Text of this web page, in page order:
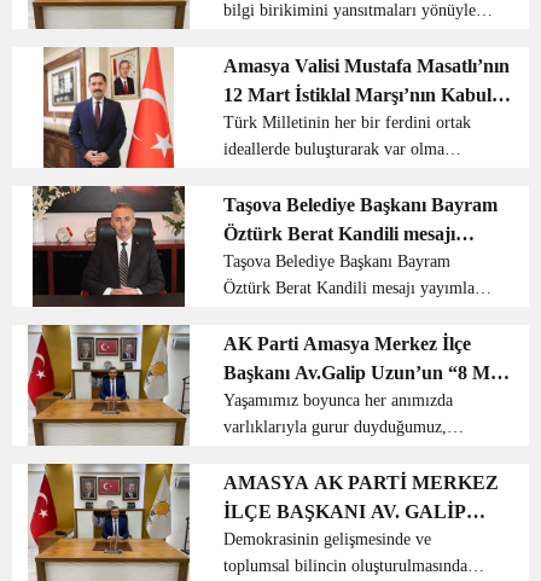
bilgi birikimini yansıtmaları yönüyle
hazineleridir. Yaşlılarımız, kültür ve
medeniyet değerlerimizi dünden bugüne
taşıy...
Amasya Valisi Mustafa Masatlı’nın
12 Mart İstiklal Marşı’nın Kabulü
ve Mehmet Akif Ersoy’u Anma
Mesajı
Türk Milletinin her bir ferdini ortak
ideallerde buluşturarak var olma
Marşı, Milletimizin en zor şartlarda
içinde bulunduğu durumu, sahip olduğu
gücü ve kararlıl...
Taşova Belediye Başkanı Bayram
Öztürk Berat Kandili mesajı
yayımladı.
Taşova Belediye Başkanı Bayram
Öztürk Berat Kandili mesajı yayımladı.
ibadetle geçirenlere yardımcı olması
amacıyla Allah tarafından melekler
gönderilir. Bu gecede yap...
AK Parti Amasya Merkez İlçe
Başkanı Av.Galip Uzun’un “8 Mart
Dünya Kadınlar Günü” Kutlama
Mesajı
Yaşamımız boyunca her anımızda
varlıklarıyla gurur duyduğumuz,
esirgemeyen, yüreğindeki sevgi ve
şefkati bizlere karşılıksız veren, bizleri
eğiten, yetiştiren her zama...
AMASYA AK PARTİ MERKEZ
İLÇE BAŞKANI AV. GALİP
UZUN’UN 10 OCAK ÇALIŞAN
GAZETECİLER GÜNÜ MESAJI
Demokrasinin gelişmesinde ve
toplumsal bilincin oluşturulmasında